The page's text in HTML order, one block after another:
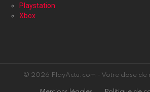
Playstation
Xbox
© 2026 PlayActu.com - Votre dose de